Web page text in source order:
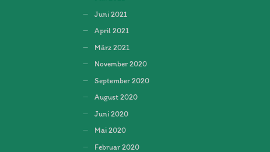
Juni 2021
April 2021
März 2021
November 2020
September 2020
August 2020
Juni 2020
Mai 2020
Februar 2020